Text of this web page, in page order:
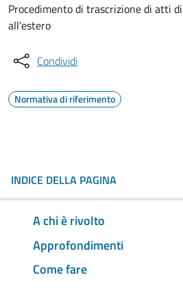
Procedimento di trascrizione di atti
all'estero
Condividi
Normativa di riferimento
INDICE DELLA PAGINA
A chi è rivolto
Approfondimenti
Come fare